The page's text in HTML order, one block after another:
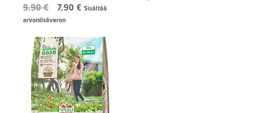
9,90€
Alkuperäinen
hinta
9,90 €.
7,90 € Nykyinen
7,90 €.
Sisältää
arvonlisäveron